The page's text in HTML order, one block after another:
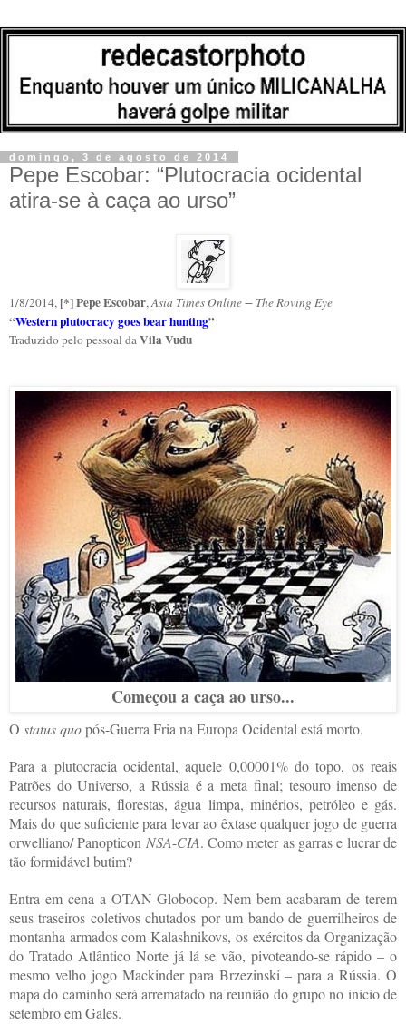
domingo, 3 de agosto de 2014
Pepe Escobar: “Plutocracia ocidental
atira-se à caça ao urso”
1/8/2014, [*] Pepe Escobar,Asia Times Online − The Roving Eye
“Western plutocracy goes bear hunting”
Traduzido pelo pessoal daVila Vudu
Começou a caça ao urso...
O status quopós-Guerra Fria na Europa Ocidental está morto.
Para a plutocracia ocidental, aquele 0,00001% do topo, os reais
Patrões do Universo, a Rússia é a meta final; tesouro imenso de
recursos naturais, florestas, água limpa, minérios, petróleo e gás.
Mais do que suficiente para levar ao êxtase qualquer jogo de guerra
orwelliano/ Panopticon NSA-CIA. Como meter as garras e lucrar de
tão formidável butim?
Entra em cena a OTAN-Globocop. Nem bem acabaram de terem
seus traseiros coletivos chutados por um bando de guerrilheiros de
montanha armados com Kalashnikovs, os exércitos da Organização
do Tratado Atlântico Norte já lá se vão, pivoteando-se rápido – o
mesmo velho jogo Mackinder para Brzezinski – para a Rússia. O
mapa do caminho será arrematado na reunião do grupo no início de
setembro em Gales.